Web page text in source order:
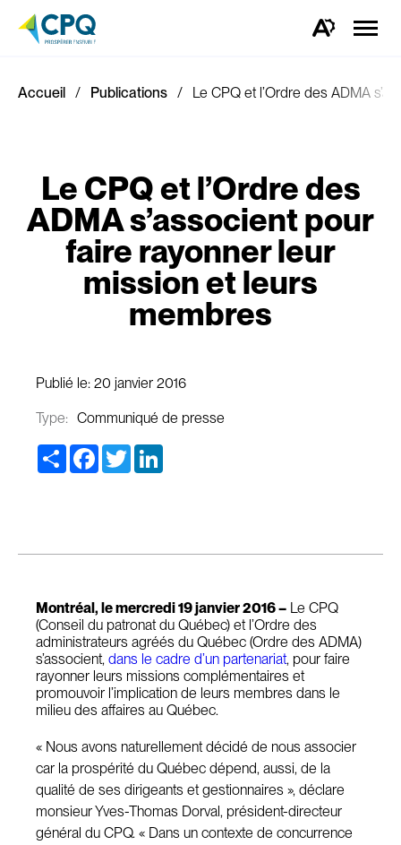
Ouvrez
d'accessibilité.
la
Accueil Publications Le CPQ et l’Ordre des ADMA
Le CPQ et l’Ordre des
ADMA s’associent pour
faire rayonner leur
mission et leurs
membres
Publié le: 20 janvier 2016
Type: Communiqué de presse
Share Facebook
Twitter
Montréal, le mercredi 19 janvier 2016 – Le CPQ
(Conseil du patronat du Québec) et l’Ordre des
administrateurs agréés du Québec (Ordre des ADMA)
s’associent, dans le cadre d’un partenariat, pour faire
rayonner leurs missions complémentaires et
promouvoir l’implication de leurs membres dans le
milieu des affaires au Québec.
« Nous avons naturellement décidé de nous associer
car la prospérité du Québec dépend, aussi, de la
qualité de ses dirigeants et gestionnaires », déclare
monsieur Yves-Thomas Dorval, président-directeur
général du CPQ. « Dans un contexte de concurrence